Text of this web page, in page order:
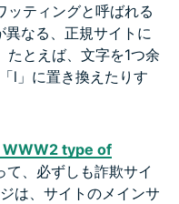
ッティングと呼ばれる
異なる、正規サイトに
たとえば、文字を1つ余
l」に置き換えたりす
WWW2 type of
て、必ずしも詐欺サイ
は、サイトのメインサ